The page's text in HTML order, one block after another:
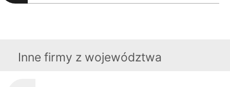
Inne firmy z województwa